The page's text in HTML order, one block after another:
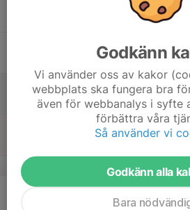
v.17
Godkänn
Vi använder oss av kakor
webbplats ska fungera bra
även för webbanalys i syfte
förbättra våra
Så använder vi
Godkänn alla
Bara